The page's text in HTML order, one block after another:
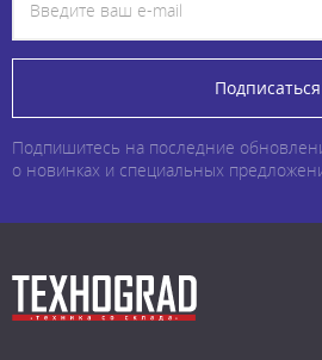
Подписаться
Подпишитесь на последние
о новинках и специальных